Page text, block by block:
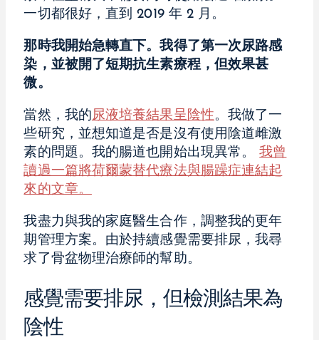
一切都很好，直到 2019 年 2 月。
那時我開始急轉直下。我得了第一次尿路感
染，並被開了短期抗生素療程，但效果甚
微。
當然，我的 尿液培養結果呈陰性。我做了一
些研究，並想知道是否是沒有使用陰道雌激
素的問題。我的腸道也開始出現異常。我曾
讀過一篇將荷爾蒙替代療法與腸躁症連結起
來的文章。
我盡力與我的家庭醫生合作，調整我的更年
期管理方案。由於持續感覺需要排尿，我尋
求了骨盆物理治療師的幫助。
感覺需要排尿，但檢測結果為
陰性